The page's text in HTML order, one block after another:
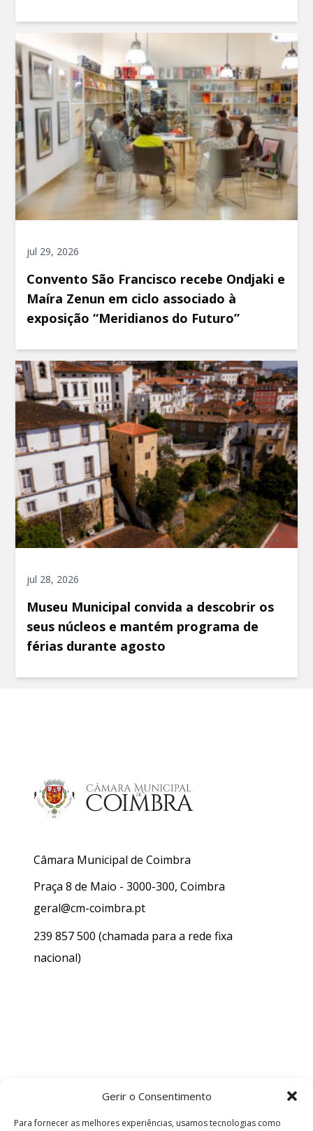
Gerir o Consentimento
Para fornecer as melhores experiências, usamos tecnologias como
jul 29, 2026
Convento São Francisco recebe Ondjaki e
Maíra Zenun em ciclo associado à
exposição “Meridianos do Futuro”
jul 28, 2026
Museu Municipal convida a descobrir os
seus núcleos e mantém programa de
férias durante agosto
Câmara Municipal de Coimbra
Praça 8 de Maio - 3000-300, Coimbra
geral@cm-coimbra.pt
239 857 500 (chamada para a rede fixa
nacional)